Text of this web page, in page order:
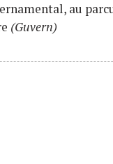
au
(Guvern)